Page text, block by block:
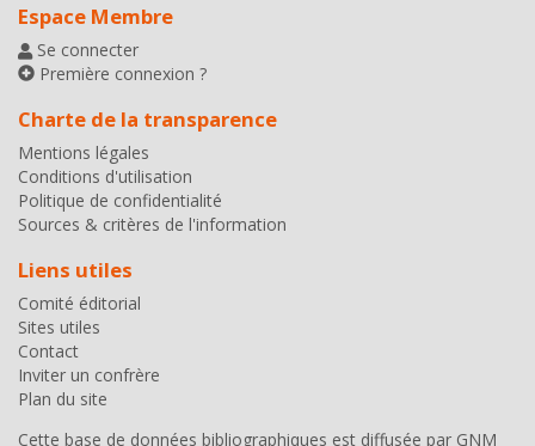
Espace Membre
Se connecter
Première connexion ?
Charte de la transparence
Mentions légales
Conditions d'utilisation
Politique de confidentialité
Sources & critères de l'information
Liens utiles
Comité éditorial
Sites utiles
Contact
Inviter un confrère
Plan du site
Cette base de données bibliographiques est diffusée par GNM